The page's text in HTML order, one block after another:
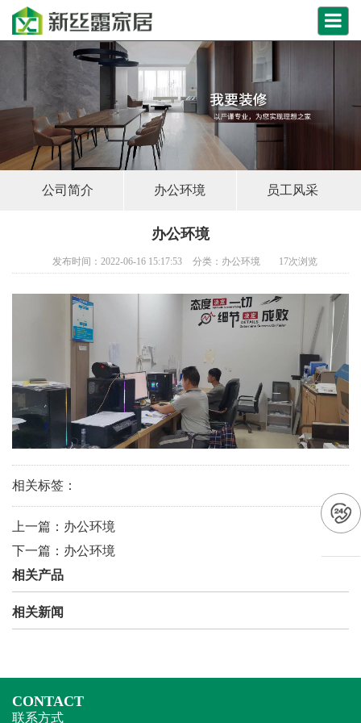
公司简介 办公环境 员工风采
办公环境
发布时间：2022-06-16 15:17:53 分类： 办公环境 17次浏览
相关标签：
上一篇： 办公环境
下一篇： 办公环境
相关产品
相关新闻
CONTACT
联系方式